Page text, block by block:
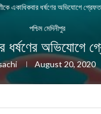
একাধিকবার ধর্ষণের অভিযোগে
পশ্চিম মেদিনীপুর
ধর্ষণের অভিযোগে
August 20, 2020